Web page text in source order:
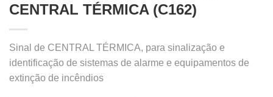
CENTRAL TÉRMICA (C162)
Sinal de CENTRAL TÉRMICA, para sinalização e
identificação de sistemas de alarme e equipamentos de
extinção de incêndios